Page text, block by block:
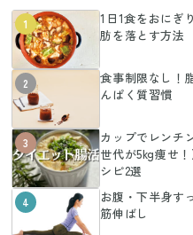
1
1日1食をおにぎ
肪を落とす方法
2
食事制限なし！
んぱく質習慣
3
カップでレンチ
世代が5kg痩せ
シピ2選
4
お腹・下半身す
筋伸ばし